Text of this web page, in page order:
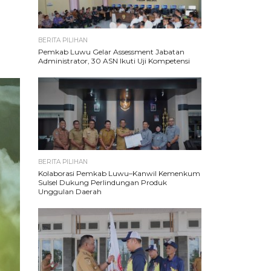
BERITA PILIHAN
Pemkab Luwu Gelar Assessment Jabatan
Administrator, 30 ASN Ikuti Uji Kompetensi
BERITA PILIHAN
Kolaborasi Pemkab Luwu–Kanwil Kemenkum
Sulsel Dukung Perlindungan Produk
Unggulan Daerah